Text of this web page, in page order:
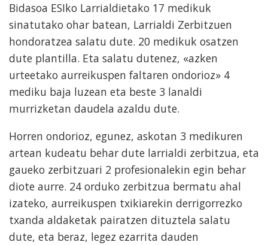
Bidasoa ESIko Larrialdietako 17 medikuk
sinatutako ohar batean, Larrialdi Zerbitzuen
hondoratzea salatu dute. 20 medikuk osatzen
dute plantilla. Eta salatu dutenez, «azken
urteetako aurreikuspen faltaren ondorioz» 4
mediku baja luzean eta beste 3 lanaldi
murrizketan daudela azaldu dute.
Horren ondorioz, egunez, askotan 3 medikuren
artean kudeatu behar dute larrialdi zerbitzua, eta
gaueko zerbitzuari 2 profesionalekin egin behar
diote aurre. 24 orduko zerbitzua bermatu ahal
izateko, aurreikuspen txikiarekin derrigorrezko
txanda aldaketak pairatzen dituztela salatu
dute, eta beraz, legez ezarrita dauden